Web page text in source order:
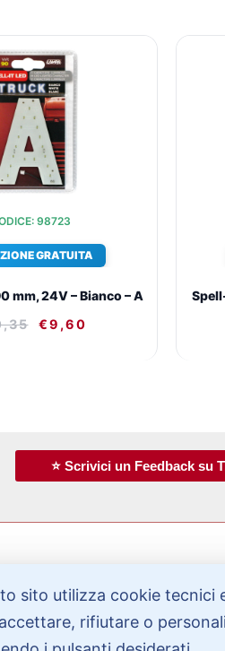
98723
GRATUITA
mm, 24V – Bianco – A
PREZZO
ORIGINALE
ERA:
€10,35.
€9,60
⭐ Scrivici un Feedback su
Bisogno di aiuto?
sito utilizza cookie tecnici
rifiutare o